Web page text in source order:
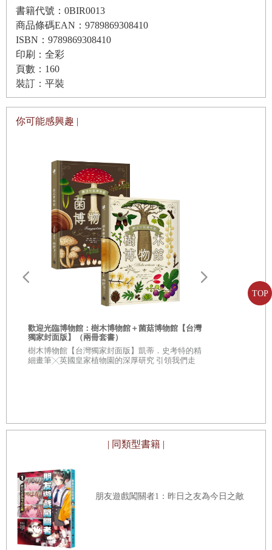
TOP
小柏
畢系班上的體育股長，也是畢系的好朋友。小時候和李易飛
是鄰居，偷偷把李易飛不為人知的身世告訴畢系。
盧胖
學校裡喜歡欺負人的小霸王，總是與一票跟班一起捉弄同
學，也時常嘲弄行動不便的李易飛。
畢系班上的班長，個性強勢又有責任感的女生。
書籍代號：0BIR0013
商品條碼EAN：9789869308410
ISBN：9789869308410
印刷：全彩
頁數：160
裝訂：平裝
你可能感興趣 |
歡迎光臨博物館：樹木博物館＋菌菇博物館【台灣
獨家封面版】（兩冊套書）
樹木博物館【台灣獨家封面版】凱蒂．史考特的精
細畫筆╳英國皇家植物園的深厚研究 引領我們走
| 同類型書籍 |
朋友遊戲闖關者1：昨日之友為今日之敵